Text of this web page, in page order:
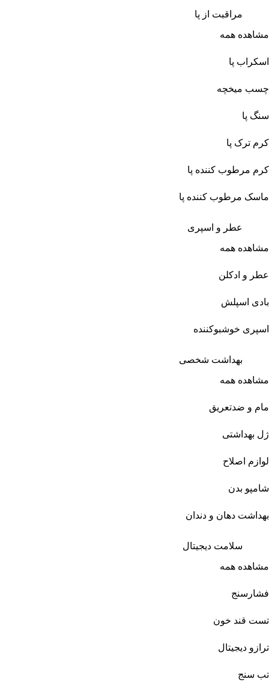
مراقبت از پا
مشاهده همه
اسکراب پا
چسب میخچه
سنگ پا
کرم ترک پا
کرم مرطوب کننده پا
ماسک مرطوب کننده پا
عطر و اسپری
مشاهده همه
عطر و ادکلن
بادی اسپلش
اسپری خوشبوکننده
بهداشت شخصی
مشاهده همه
مام و ضدتعریق
ژل بهداشتی
لوازم اصلاح
شامپو بدن
بهداشت دهان و دندان
سلامت دیجیتال
مشاهده همه
فشارسنج
تست قند خون
ترازو دیجیتال
تب سنج